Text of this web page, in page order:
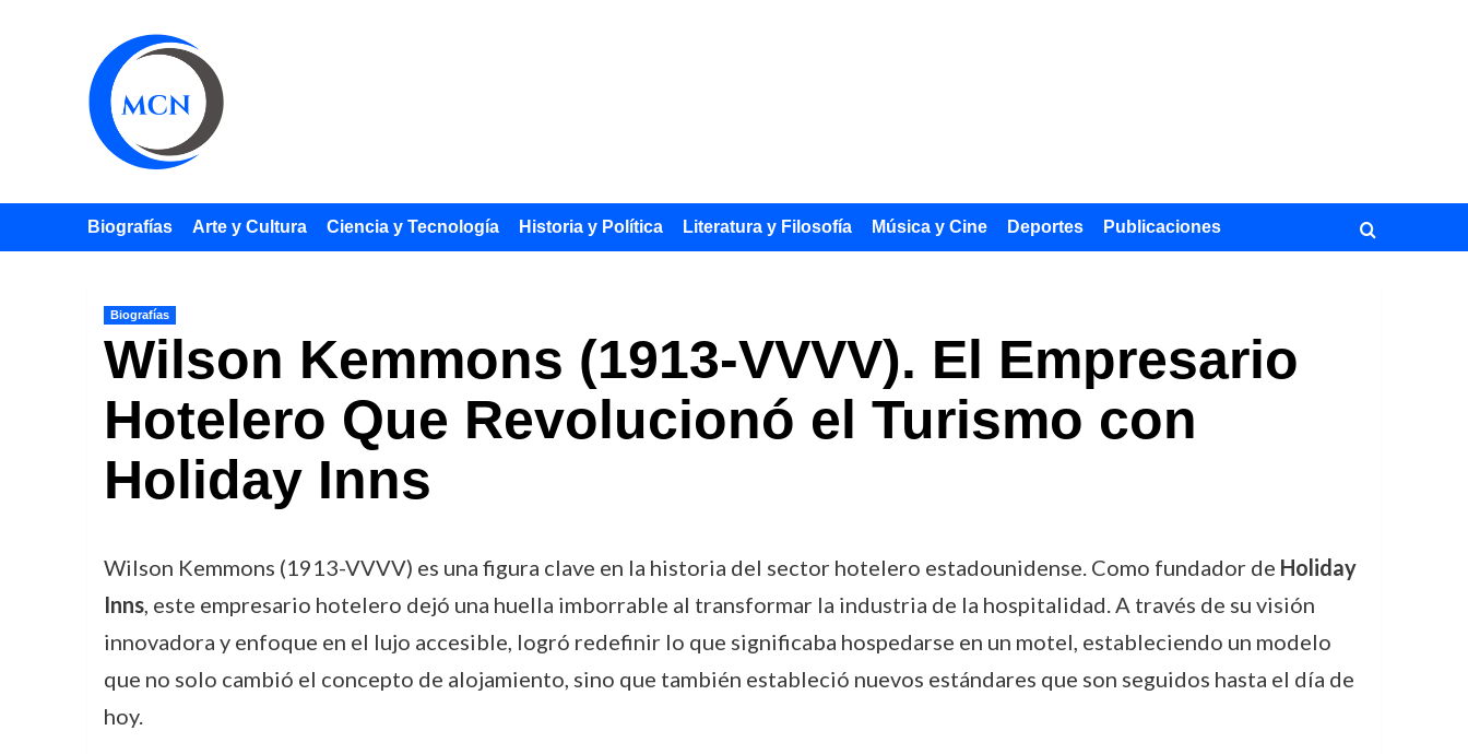
Biografías Arte y Cultura Ciencia y Tecnología Historia y Política Literatura y Filosofía Música y Cine Deportes Publicaciones
Biografías
Wilson Kemmons (1913-VVVV). El Empresario
Hotelero Que Revolucionó el Turismo con
Holiday Inns
Wilson Kemmons (1913-VVVV) es una figura clave en la historia del sector hotelero estadounidense. Como fundador de Holiday
Inns, este empresario hotelero dejó una huella imborrable al transformar la industria de la hospitalidad. A través de su visión
innovadora y enfoque en el lujo accesible, logró redefinir lo que significaba hospedarse en un motel, estableciendo un modelo
que no solo cambió el concepto de alojamiento, sino que también estableció nuevos estándares que son seguidos hasta el día de
hoy.